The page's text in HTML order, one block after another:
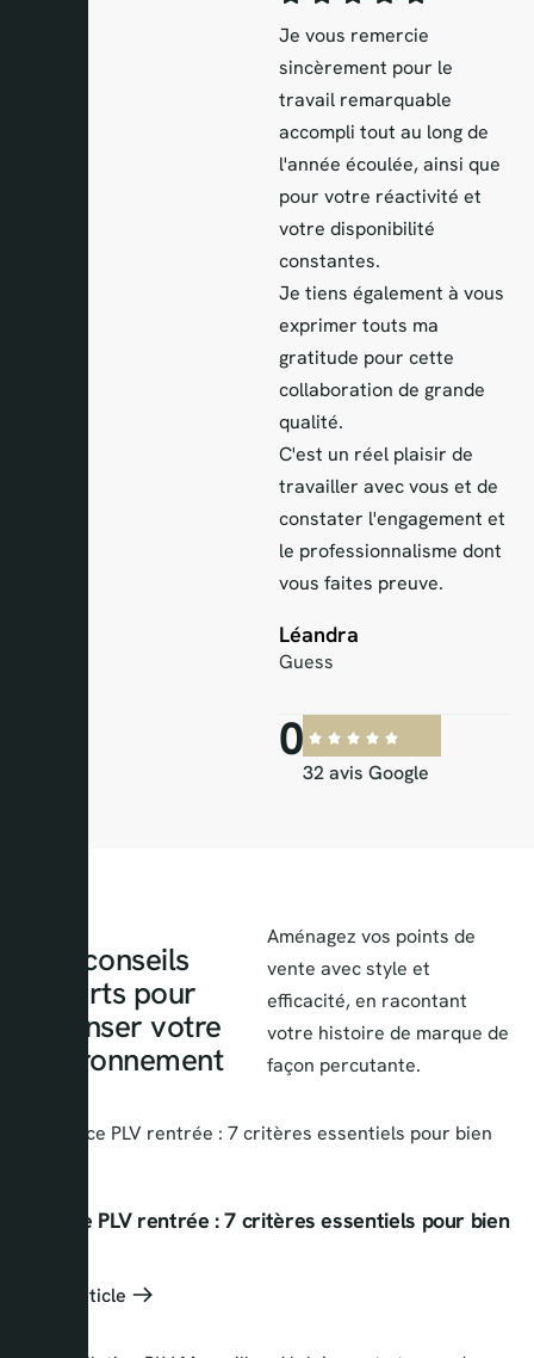
Je vous remercie
sincèrement pour le
travail remarquable
accompli tout au long de
l'année écoulée, ainsi que
pour votre réactivité et
votre disponibilité
constantes.
Je tiens également à vous
exprimer touts ma
gratitude pour cette
collaboration de grande
qualité.
C'est un réel plaisir de
travailler avec vous et de
constater l'engagement et
le professionnalisme dont
vous faites preuve.
Léandra
Guess
0
32 avis Google
Des conseils
experts pour
repenser votre
environnement
Aménagez vos points de
vente avec style et
efficacité, en racontant
votre histoire de marque de
façon percutante.
Agence PLV rentrée : 7 critères essentiels pour bien
Lire l'article